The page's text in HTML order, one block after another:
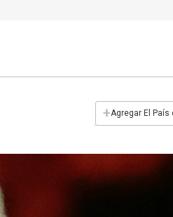
+Agregar El País